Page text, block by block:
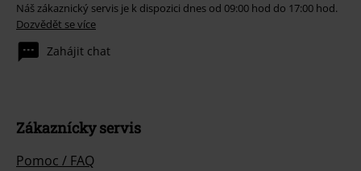
Náš zákaznický servis je k dispozici dnes od 09:00 hod do 17:00 hod.
Dozvědět se více
Zahájit chat
Zákaznícky servis
Pomoc / FAQ